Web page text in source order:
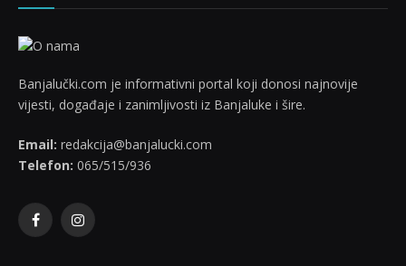
Banjalučki.com je informativni portal koji donosi najnovije
vijesti, događaje i zanimljivosti iz Banjaluke i šire.
Email: redakcija@banjalucki.com
Telefon: 065/515/936
FacebookInstagram